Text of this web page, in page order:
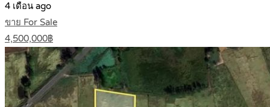
4 เดือน ago
ขาย For Sale
4,500,000฿